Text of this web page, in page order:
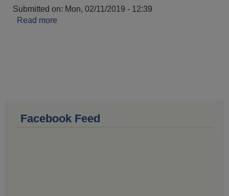
Submitted on: Mon, 02/11/2019 - 12:39
Read more
Facebook Feed